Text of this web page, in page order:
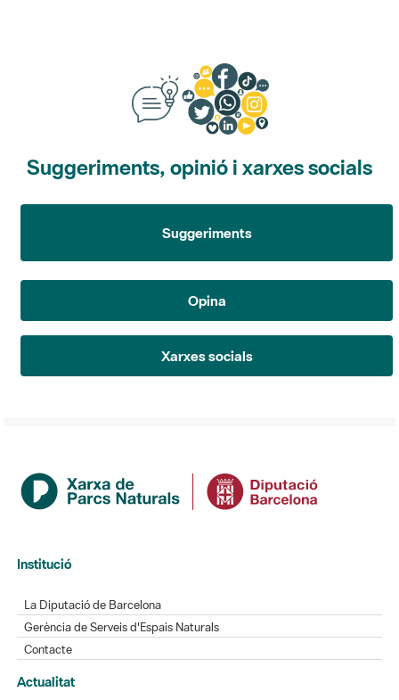
Suggeriments, opinió i xarxes socials
Suggeriments
Opina
Xarxes socials
Institució
La Diputació de Barcelona
Gerència de Serveis d'Espais Naturals
Contacte
Actualitat